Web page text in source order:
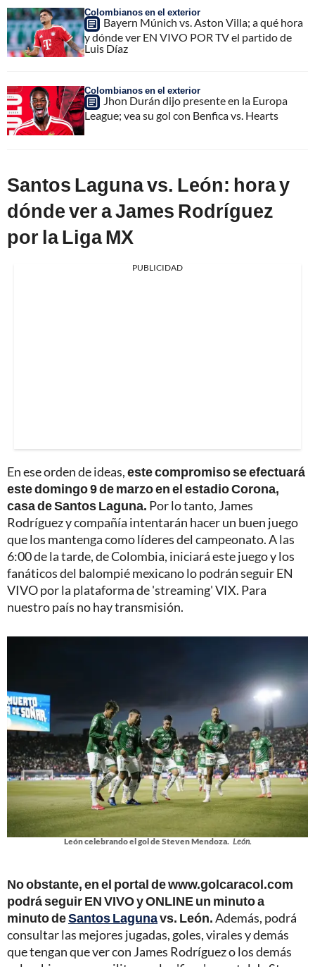
Colombianos en el exterior
Bayern Múnich vs. Aston Villa; a qué hora
y dónde ver EN VIVO POR TV el partido de
Luis Díaz
Colombianos en el exterior
Jhon Durán dijo presente en la Europa
League; vea su gol con Benfica vs. Hearts
Santos Laguna vs. León: hora y
dónde ver a James Rodríguez
por la Liga MX
PUBLICIDAD
En ese orden de ideas,este compromiso se efectuará
este domingo 9 de marzo en el estadio Corona,
casa de Santos Laguna. Por lo tanto, James
Rodríguez y compañía intentarán hacer un buen juego
que los mantenga como líderes del campeonato. A las
6:00 de la tarde, de Colombia, iniciará este juego y los
fanáticos del balompié mexicano lo podrán seguir EN
VIVO por la plataforma de 'streaming' VIX. Para
nuestro país no hay transmisión.
León celebrando el gol de Steven Mendoza. León.
No obstante, en el portal de www.golcaracol.com
podrá seguir EN VIVO y ONLINE un minuto a
minuto deSantos Lagunavs. León.Además, podrá
consultar las mejores jugadas, goles, virales y demás
que tengan que ver con James Rodríguez o los demás